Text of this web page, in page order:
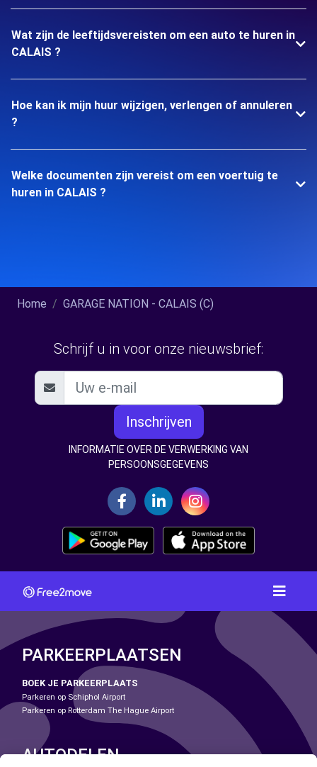
Wat zijn de leeftijdsvereisten om een auto te huren in
CALAIS ?
Hoe kan ik mijn huur wijzigen, verlengen of annuleren
?
Welke documenten zijn vereist om een voertuig te
huren in CALAIS ?
Home GARAGE NATION - CALAIS (C)
Schrijf u in voor onze nieuwsbrief:
Inschrijven
INFORMATIE OVER DE VERWERKING VAN
PERSOONSGEGEVENS
PARKEERPLAATSEN
BOEK JE PARKEERPLAATS
Parkeren op Schiphol Airport
Parkeren op Rotterdam The Hague Airport
AUTODELEN